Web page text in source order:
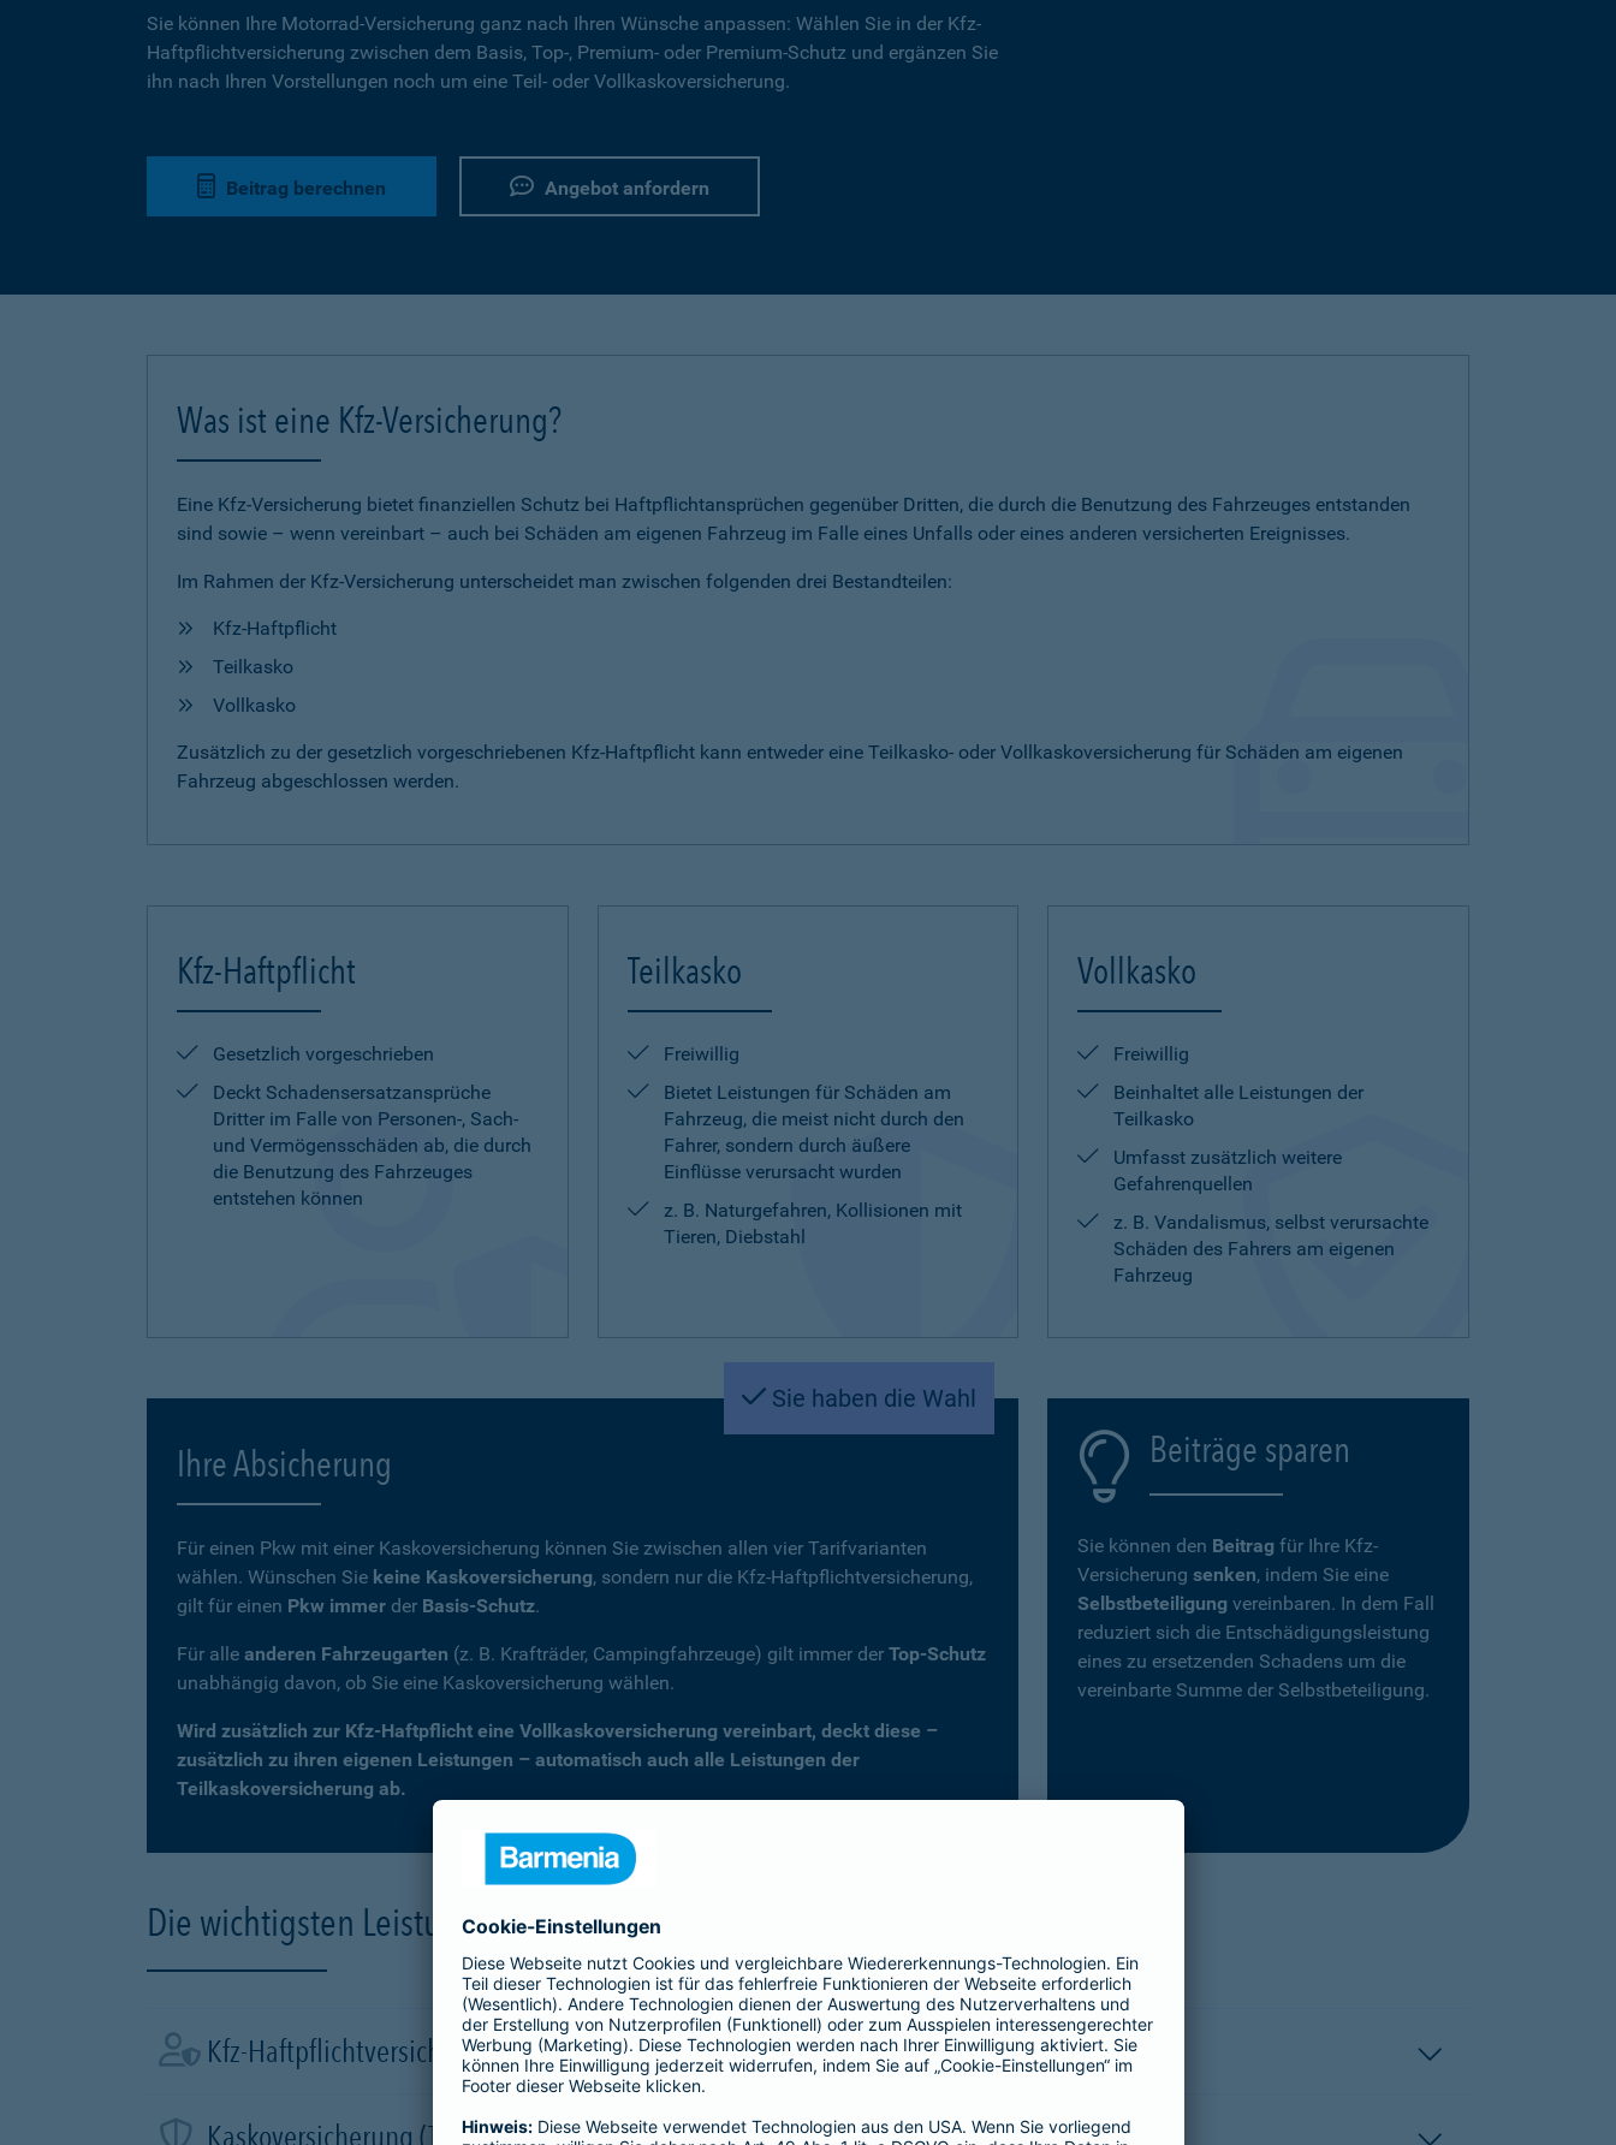
Sie können Ihre Motorrad-Versicherung ganz nach Ihren Wünsche anpassen: Wählen Sie in der Kfz-
Haftpflichtversicherung zwischen dem Basis, Top-, Premium- oder Premium-Schutz und ergänzen Sie
ihn nach Ihren Vorstellungen noch um eine Teil- oder Vollkaskoversicherung.
Beitrag berechnen Angebot anfordern
Was ist eine Kfz-Versicherung?
Eine Kfz-Versicherung bietet finanziellen Schutz bei Haftpflichtansprüchen gegenüber Dritten, die durch die Benutzung des Fahrzeuges entstanden
sind sowie – wenn vereinbart – auch bei Schäden am eigenen Fahrzeug im Falle eines Unfalls oder eines anderen versicherten Ereignisses.
Im Rahmen der Kfz-Versicherung unterscheidet man zwischen folgenden drei Bestandteilen:
Kfz-Haftpflicht
Teilkasko
Vollkasko
Zusätzlich zu der gesetzlich vorgeschriebenen Kfz-Haftpflicht kann entweder eine Teilkasko- oder Vollkaskoversicherung für Schäden am eigenen
Fahrzeug abgeschlossen werden.
Kfz-Haftpflicht
Gesetzlich vorgeschrieben
Deckt Schadensersatzansprüche
Dritter im Falle von Personen-, Sach-
und Vermögensschäden ab, die durch
die Benutzung des Fahrzeuges
entstehen können
Teilkasko
Freiwillig
Bietet Leistungen für Schäden am
Fahrzeug, die meist nicht durch den
Fahrer, sondern durch äußere
Einflüsse verursacht wurden
z. B. Naturgefahren, Kollisionen mit
Tieren, Diebstahl
Vollkasko
Freiwillig
Beinhaltet alle Leistungen der
Teilkasko
Umfasst zusätzlich weitere
Gefahrenquellen
z. B. Vandalismus, selbst verursachte
Schäden des Fahrers am eigenen
Fahrzeug
Sie haben die Wahl
Ihre Absicherung
Für einen Pkw mit einer Kaskoversicherung können Sie zwischen allen vier Tarifvarianten
wählen. Wünschen Sie keine Kaskoversicherung, sondern nur die Kfz-Haftpflichtversicherung,
gilt für einen Pkw immer der Basis-Schutz.
Für alle anderen Fahrzeugarten (z. B. Krafträder, Campingfahrzeuge) gilt immer der Top-Schutz
unabhängig davon, ob Sie eine Kaskoversicherung wählen.
Wird zusätzlich zur Kfz-Haftpflicht eine Vollkaskoversicherung vereinbart, deckt diese –
zusätzlich zu ihren eigenen Leistungen – automatisch auch alle Leistungen der
Teilkaskoversicherung ab.
Beiträge sparen
Sie können den Beitrag für Ihre Kfz-
Versicherung senken, indem Sie eine
Selbstbeteiligung vereinbaren. In dem Fall
reduziert sich die Entschädigungsleistung
eines zu ersetzenden Schadens um die
vereinbarte Summe der Selbstbeteiligung.
Die wichtigsten Leistungen der Kfz-Versicherung im Überblick
Kfz-Haftpflichtversicherung
Kaskoversicherung (Teil- und Vollkasko)